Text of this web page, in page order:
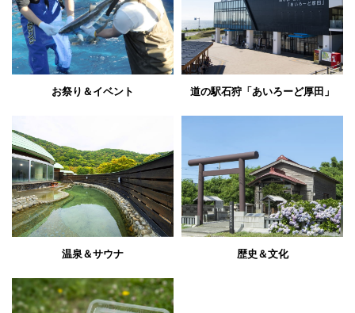
お祭り＆イベント 道の駅石狩「あいろーど厚田」
温泉＆サウナ 歴史＆文化